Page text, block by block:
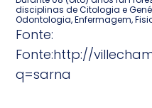
disciplinas de Citologia e
Odontologia, Enfermagem,
Fonte:
Fonte:http://
q=sarna